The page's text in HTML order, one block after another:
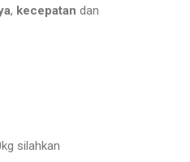
, kecepatan dan
silahkan